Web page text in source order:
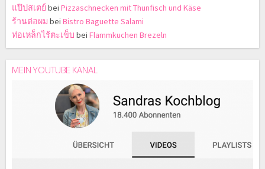
แป๊ปสเตย์bei Pizzaschnecken mit Thunfisch und Käse
ร้านต่อผม bei Bistro Baguette Salami
ท่อเหล็กไร้ตะเข็บ bei Flammkuchen Brezeln
MEIN YOUTUBE KANAL